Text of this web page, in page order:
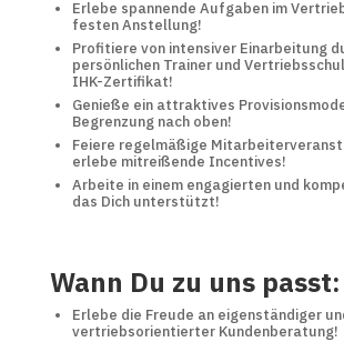
Erlebe spannende Aufgaben im
festen Anstellung!
Profitiere von intensiver Einarbeitung
persönlichen Trainer und
IHK-Zertifikat!
Genieße ein attraktives
Begrenzung nach oben!
Feiere regelmäßige
erlebe mitreißende Incentives!
Arbeite in einem engagierten und
das Dich unterstützt!
Wann Du zu uns passt:
Erlebe die Freude an eigenständiger
vertriebsorientierter Kundenberatung!